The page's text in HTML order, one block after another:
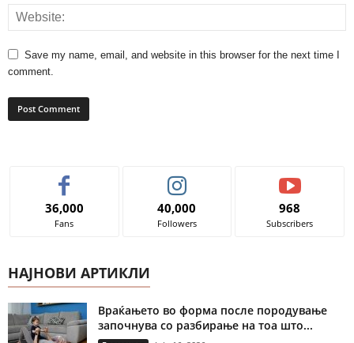
Save my name, email, and website in this browser for the next time I
comment.
36,000
Fans
40,000
Followers
968
Subscribers
НАЈНОВИ АРТИКЛИ
Враќањето во форма после породување
започнува со разбирање на тоа што...